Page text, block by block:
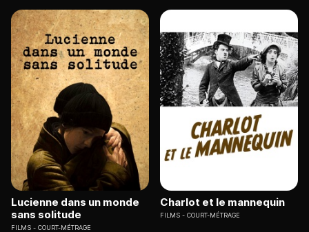
Lucienne dans un monde
sans solitude
FILMS COURT-MÉTRAGE
Charlot et le mannequin
FILMS COURT-MÉTRAGE